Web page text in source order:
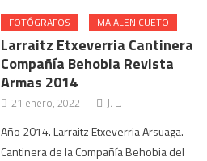
FOTÓGRAFOS MAIALEN CUETO
Larraitz Etxeverria Cantinera
Compañía Behobia Revista
Armas 2014
21 enero, 2022 J. L.
Año 2014. Larraitz Etxeverria Arsuaga.
Cantinera de la Compañía Behobia del